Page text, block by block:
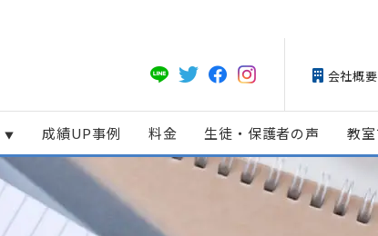
会社概要
成績UP事例 料金 生徒・保護者の声 教